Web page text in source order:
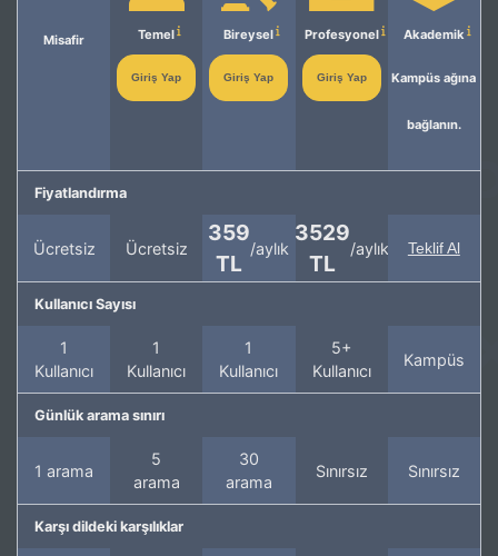
Misafir Temel
Giriş Yap
Bireysel
Giriş Yap
Profesyonel
Giriş Yap
Akademik
Kampüs ağına
bağlanın.
Fiyatlandırma
Ücretsiz Ücretsiz
359
TL
/aylık
3529
TL
/aylık Teklif Al
Kullanıcı Sayısı
1
Kullanıcı
1
Kullanıcı
1
Kullanıcı
5+
Kullanıcı
Kampüs
Günlük arama sınırı
1 arama
5
arama
30
arama
Sınırsız Sınırsız
Karşı dildeki karşılıklar